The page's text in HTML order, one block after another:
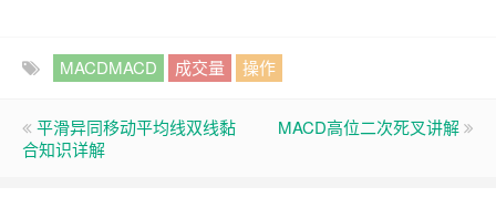
MACDMACD 成交量 操作
平滑异同移动平均线双线黏
合知识详解
MACD高位二次死叉讲解